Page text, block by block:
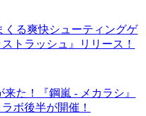
くる爽快シューティングゲ
トラッシュ』リリース！
た！『鋼嵐 - メカラシ』
ボ後半が開催！